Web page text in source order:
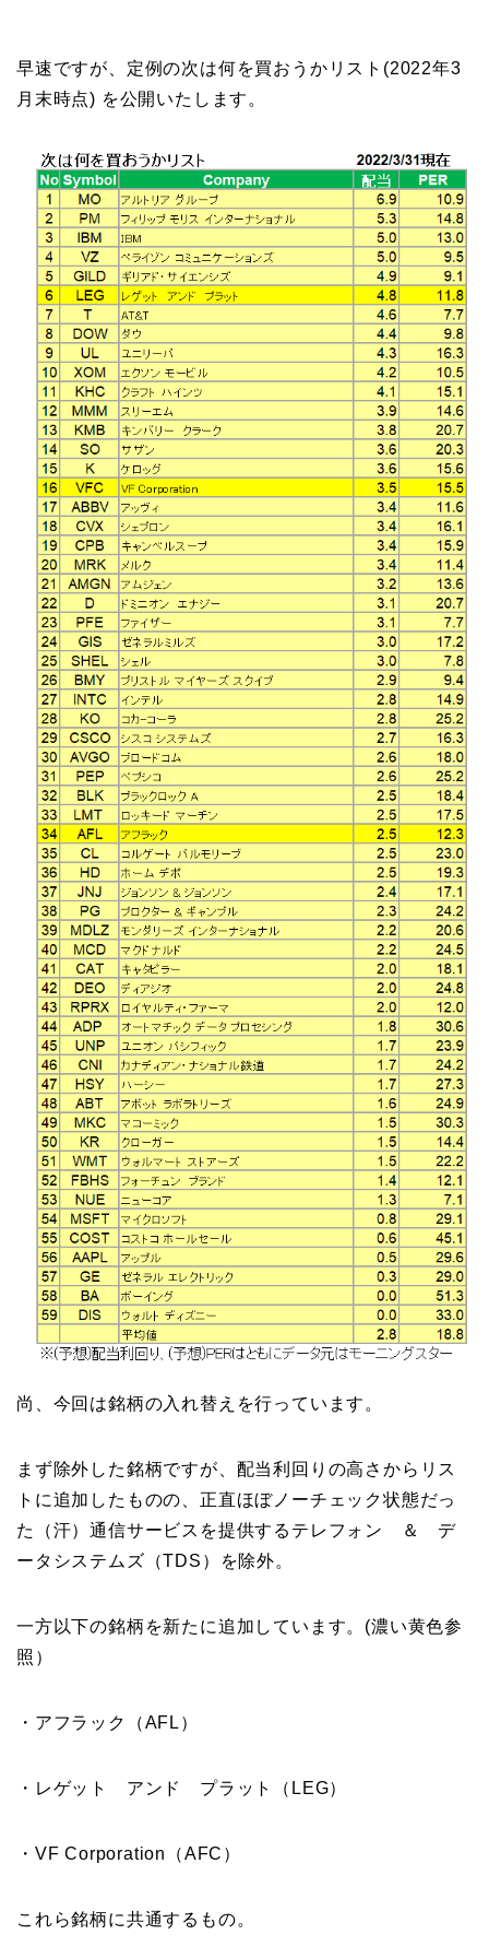
早速ですが、定例の次は何を買おうかリスト(2022年3
月末時点) を公開いたします。
尚、今回は銘柄の入れ替えを行っています。
まず除外した銘柄ですが、配当利回りの高さからリス
トに追加したものの、正直ほぼノーチェック状態だっ
た（汗）通信サービスを提供するテレフォン ＆ デ
ータシステムズ（TDS）を除外。
一方以下の銘柄を新たに追加しています。(濃い黄色参
照）
・アフラック（AFL）
・レゲット アンド プラット（LEG）
・VF Corporation（AFC）
これら銘柄に共通するもの。